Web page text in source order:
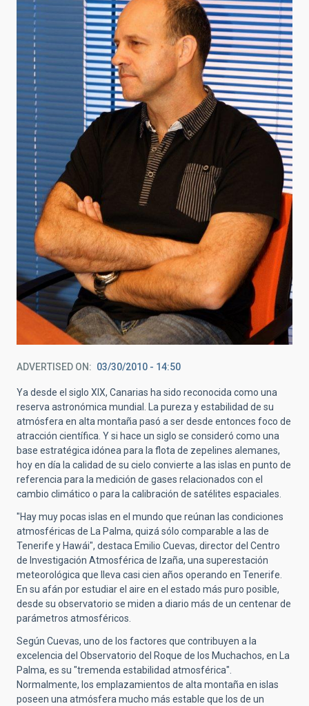
ADVERTISED ON 03/30/2010 - 14:50
Ya desde el siglo XIX, Canarias ha sido reconocida como una
reserva astronómica mundial. La pureza y estabilidad de su
atmósfera en alta montaña pasó a ser desde entonces foco de
atracción científica. Y si hace un siglo se consideró como una
base estratégica idónea para la flota de zepelines alemanes,
hoy en día la calidad de su cielo convierte a las islas en punto de
referencia para la medición de gases relacionados con el
cambio climático o para la calibración de satélites espaciales.
"Hay muy pocas islas en el mundo que reúnan las condiciones
atmosféricas de La Palma, quizá sólo comparable a las de
Tenerife y Hawái", destaca Emilio Cuevas, director del Centro
de Investigación Atmosférica de Izaña, una superestación
meteorológica que lleva casi cien años operando en Tenerife.
En su afán por estudiar el aire en el estado más puro posible,
desde su observatorio se miden a diario más de un centenar de
parámetros atmosféricos.
Según Cuevas, uno de los factores que contribuyen a la
excelencia del Observatorio del Roque de los Muchachos, en La
Palma, es su "tremenda estabilidad atmosférica".
Normalmente, los emplazamientos de alta montaña en islas
poseen una atmósfera mucho más estable que los de un